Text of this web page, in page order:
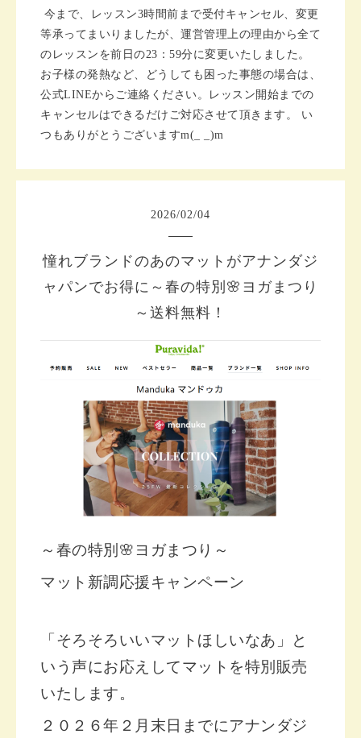
今まで、レッスン3時間前まで受付キャンセル、変更
等承ってまいりましたが、運営管理上の理由から全て
のレッスンを前日の23：59分に変更いたしました。
お子様の発熱など、どうしても困った事態の場合は、
公式LINEからご連絡ください。レッスン開始までの
キャンセルはできるだけご対応させて頂きます。 い
つもありがとうございますm(_ _)m
2026/02/04
憧れブランドのあのマットがアナンダジ
ャパンでお得に～春の特別🌸ヨガまつり
～送料無料！
～春の特別🌸ヨガまつり～
マット新調応援キャンペーン
「そろそろいいマットほしいなあ」と
いう声にお応えしてマットを特別販売
いたします。
２０２６年２月末日までにアナンダジ